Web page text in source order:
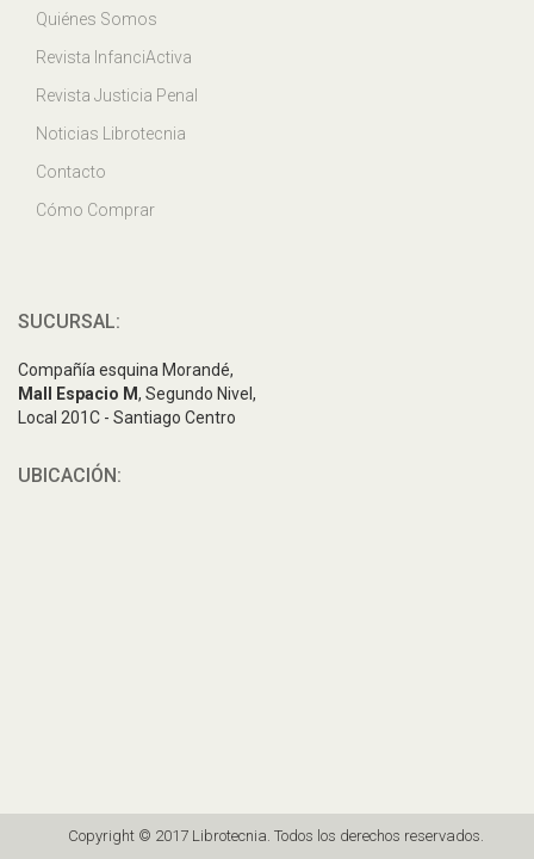
Quiénes Somos
Revista InfanciActiva
Revista Justicia Penal
Noticias Librotecnia
Contacto
Cómo Comprar
SUCURSAL:
Compañía esquina Morandé,
Mall Espacio M, Segundo Nivel,
Local 201C - Santiago Centro
UBICACIÓN:
Copyright © 2017 Librotecnia. Todos los derechos reservados.